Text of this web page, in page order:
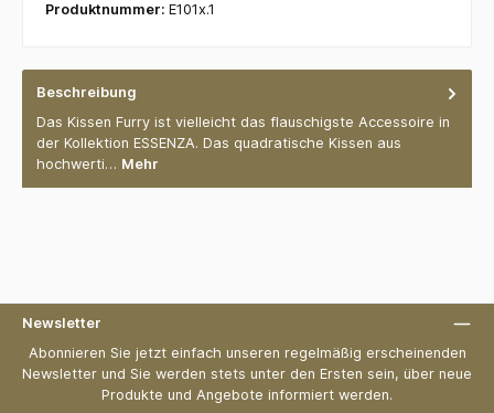
Produktnummer: E101x.1
Beschreibung
Das Kissen Furry ist vielleicht das flauschigste Accessoire in
der Kollektion ESSENZA. Das quadratische Kissen aus
hochwerti… Mehr
Newsletter
Abonnieren Sie jetzt einfach unseren regelmäßig erscheinenden
Newsletter und Sie werden stets unter den Ersten sein, über neue
Produkte und Angebote informiert werden.